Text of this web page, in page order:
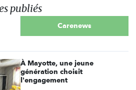
publiés
Carenews
À Mayotte, une jeune
génération choisit
l'engagement